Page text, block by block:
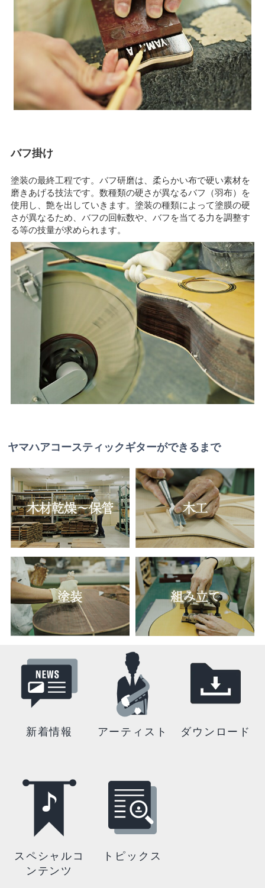
バフ掛け
塗装の最終工程です。バフ研磨は、柔らかい布で硬い素材を
磨きあげる技法です。数種類の硬さが異なるバフ（羽布）を
使用し、艶を出していきます。塗装の種類によって塗膜の硬
さが異なるため、バフの回転数や、バフを当てる力を調整す
る等の技量が求められます。
ヤマハアコースティックギターができるまで
新着情報 アーティスト ダウンロード
スペシャルコ
ンテンツ
トピックス